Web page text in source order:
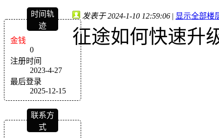
时间轨
迹
金钱
0
注册时间
2023-4-27
最后登录
2025-12-15
联系方
式
发表于 2024-1-10 12:59:06 | 显示全部楼
征途如何快速升